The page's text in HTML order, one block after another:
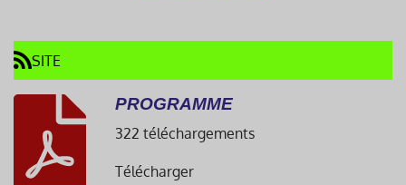
SITE
PROGRAMME
322 téléchargements
Télécharger